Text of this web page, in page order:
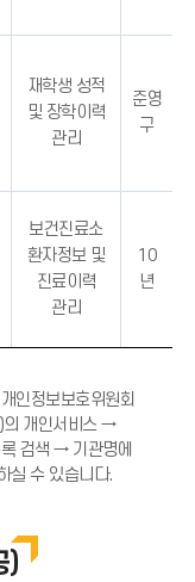
재학생 성적
및 장학이력
관리
준영
구
보건진료소
환자정보 및
진료이력
관리
10
년
인정보보호위원회
개인서비스 →
검색 → 기관명에
실 수 있습니다.알
)